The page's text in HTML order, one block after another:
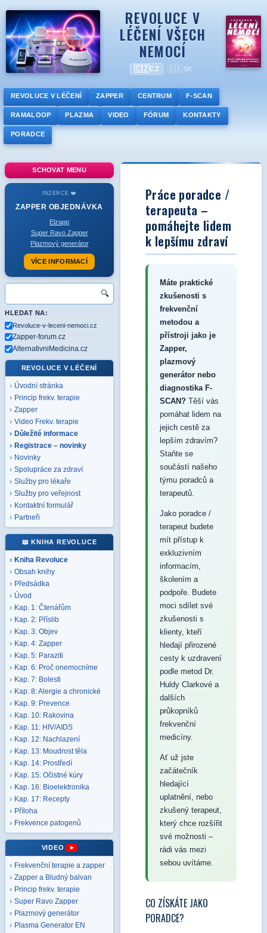
REVOLUCE V
LÉČENÍ VŠECH
NEMOCÍ
🇨🇿CZ 🇸🇰SK
REVOLUCE V LÉČENÍ ZAPPER CENTRUM F-SCAN
RAMALOOP PLAZMA VIDEO FÓRUM KONTAKTY
PORADCE
SCHOVAT MENU
INZERCE ❤️
ZAPPER OBJEDNÁVKA
Elzapp
Super Ravo Zapper
Plazmový generátor
VÍCE INFORMACÍ
🔍
HLEDAT NA:
Revoluce-v-leceni-nemoci.cz
Zapper-forum.cz
AlternativniMedicina.cz
REVOLUCE V LÉČENÍ
Úvodní stránka
Princip frekv. terapie
Zapper
Video Frekv. terapie
Důležité informace
Registrace – novinky
Novinky
Spolupráce za zdraví
Služby pro lékaře
Služby pro veřejnost
Kontaktní formulář
Partneři
📖 KNIHA REVOLUCE
Kniha Revoluce
Obsah knihy
Předsádka
Úvod
Kap. 1: Čtenářům
Kap. 2: Příslib
Kap. 3: Objev
Kap. 4: Zapper
Kap. 5: Paraziti
Kap. 6: Proč onemocníme
Kap. 7: Bolesti
Kap. 8: Alergie a chronické
Kap. 9: Prevence
Kap. 10: Rakovina
Kap. 11: HIV/AIDS
Kap. 12: Nachlazení
Kap. 13: Moudrost těla
Kap. 14: Prostředí
Kap. 15: Očistné kúry
Kap. 16: Bioelektronika
Kap. 17: Recepty
Příloha
Frekvence patogenů
VIDEO
Frekvenční terapie a zapper
Zapper a Bludný balvan
Princip frekv. terapie
Super Ravo Zapper
Plazmový generátor
Plasma Generator EN
Práce poradce /
terapeuta –
pomáhejte lidem
k lepšímu zdraví
Máte praktické
zkušenosti s
frekvenční
metodou a
přístroji jako je
Zapper,
plazmový
generátor nebo
diagnostika F-
SCAN? Těší vás
pomáhat lidem na
jejich cestě za
lepším zdravím?
Staňte se
součástí našeho
týmu poradců a
terapeutů.
Jako poradce /
terapeut budete
mít přístup k
exkluzivním
informacím,
školením a
podpoře. Budete
moci sdílet své
zkušenosti s
klienty, kteří
hledají přirozené
cesty k uzdravení
podle metod Dr.
Huldy Clarkové a
dalších
průkopníků
frekvenční
medicíny.
Ať už jste
začátečník
hledající
uplatnění, nebo
zkušený terapeut,
který chce rozšířit
své možnosti –
rádi vás mezi
sebou uvítáme.
CO ZÍSKÁTE JAKO
PORADCE?